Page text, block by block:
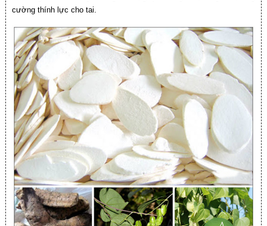
cường thính lực cho tai.